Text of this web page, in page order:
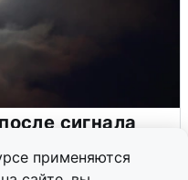
применяются
сигнала